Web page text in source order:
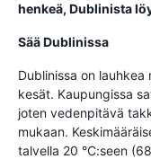
henkeä, Dublinista
Sää Dublinissa
Dublinissa on
kesät. Kaupungissa
joten vedenpitävä
mukaan.
talvella 20 °C:seen